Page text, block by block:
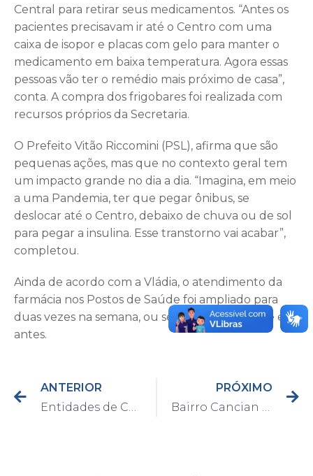
Central para retirar seus medicamentos. “Antes os
pacientes precisavam ir até o Centro com uma
caixa de isopor e placas com gelo para manter o
medicamento em baixa temperatura. Agora essas
pessoas vão ter o remédio mais próximo de casa”,
conta. A compra dos frigobares foi realizada com
recursos próprios da Secretaria.
O Prefeito Vitão Riccomini (PSL), afirma que são
pequenas ações, mas que no contexto geral tem
um impacto grande no dia a dia. “Imagina, em meio
a uma Pandemia, ter que pegar ônibus, se
deslocar até o Centro, debaixo de chuva ou de sol
para pegar a insulina. Esse transtorno vai acabar”,
completou.
Ainda de acordo com a Vládia, o atendimento da
farmácia nos Postos de Saúde foi ampliado para
duas vezes na semana, ou seja, o dobro do que era
antes.
ANTERIOR
Entidades de Capivari recebem alimentos arrecadados pela Conexão Solidária
PRÓXIMO
Bairro Cancian recebe melhorias em rede de captação de água